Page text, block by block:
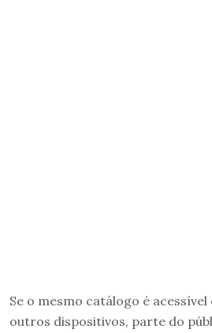
Se o mesmo catálogo é acessível
outros dispositivos, parte do